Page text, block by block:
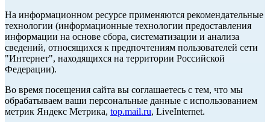
На информационном ресурсе применяются рекомендательные
технологии (информационные технологии предоставления
информации на основе сбора, систематизации и анализа
сведений, относящихся к предпочтениям пользователей сети
"Интернет", находящихся на территории Российской
Федерации).
Во время посещения сайта вы соглашаетесь с тем, что мы
обрабатываем ваши персональные данные с использованием
метрик Яндекс Метрика, top.mail.ru, LiveInternet.